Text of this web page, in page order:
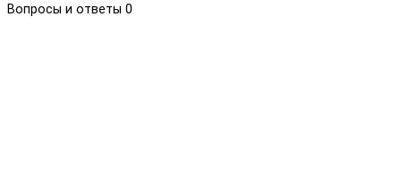
Вопросы и ответы 0